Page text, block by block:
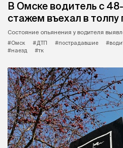
В Омске водитель с
стажем въехал в
Состояние опьянения у водителя
#Омск
#ДТП #пострадавшие
#наезд
#тк